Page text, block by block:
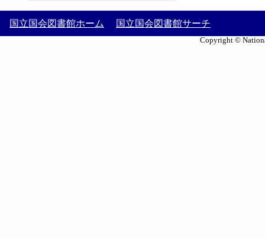
国立国会図書館ホーム 国立国会図書館サーチ
Copyright ©